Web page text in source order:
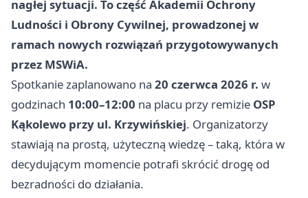
nagłej sytuacji. To część Akademii Ochrony
Ludności i Obrony Cywilnej, prowadzonej w
ramach nowych rozwiązań przygotowywanych
przez MSWiA.
Spotkanie zaplanowano na 20 czerwca 2026 r. w
godzinach 10:00–12:00 na placu przy remizie OSP
Kąkolewo przy ul. Krzywińskiej. Organizatorzy
stawiają na prostą, użyteczną wiedzę – taką, która w
decydującym momencie potrafi skrócić drogę od
bezradności do działania.